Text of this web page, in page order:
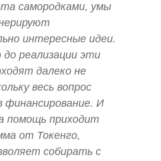
самородками, умы
интересные идеи.
реализации эти
далеко не
весь вопрос
финансирование. И
помощь приходит
от Токенго,
собирать с